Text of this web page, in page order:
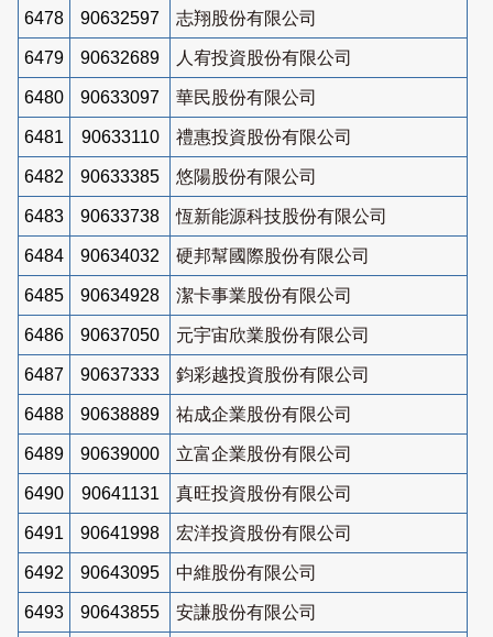
6478 90632597 志翔股份有限公司
6479 90632689 人宥投資股份有限公司
6480 90633097 華民股份有限公司
6481 90633110 禮惠投資股份有限公司
6482 90633385 悠陽股份有限公司
6483 90633738 恆新能源科技股份有限公司
6484 90634032 硬邦幫國際股份有限公司
6485 90634928 潔卡事業股份有限公司
6486 90637050 元宇宙欣業股份有限公司
6487 90637333 鈞彩越投資股份有限公司
6488 90638889 祐成企業股份有限公司
6489 90639000 立富企業股份有限公司
6490 90641131 真旺投資股份有限公司
6491 90641998 宏洋投資股份有限公司
6492 90643095 中維股份有限公司
6493 90643855 安謙股份有限公司